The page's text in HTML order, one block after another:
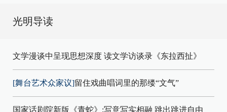
光明导读
文学漫谈中呈现思想深度 读文学访谈录《东拉西扯》
[舞台艺术众家议]留住戏曲唱词里的那缕“文气”
国家话剧院新版《青蛇》:写意写实相融 跳出跳进自由